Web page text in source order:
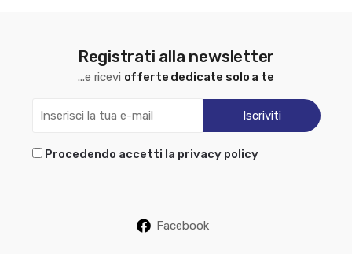
Registrati alla newsletter
...e ricevi offerte dedicate solo a te
Procedendo accetti la privacy policy
Facebook